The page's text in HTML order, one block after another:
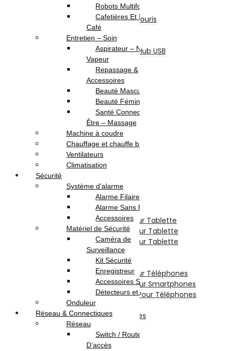
Claviers
Ensemble Clavier et Souris
Tapis De Souris
Refroidisseur
Lecteur De Cartes & Hub USB
Accessoires Ecran
Accessoires Gaming
Webcam
Logiciels
Sécurité
Microsoft
Serveurs Informatique
Onduleur
Téléphonie & Tablette
Téléphone Portable
Smartphone
Téléphone Fixe
Tablette Tactile
Tablette
Tablette Graphique
Etui De Protection Pour Tablette
Chargeur Et Cable Pour Tablette
Film De Protection Pour Tablette
Divers Pour Tablette
Accessoires Téléphones
Etui De Protection Pour Téléphones
Film De Protection Pour Smartphones
Chargeurs Et Câbles Pour Téléphones
Power Bank
Divers Pour Téléphones
Smartwatch
Écouteurs sans fil
Robots Multifonction
Cafetières Et Moulin À
Café
Entretien – Soin
Aspirateur – Nettoyeur
Vapeur
Repassage &
Accessoires
Beauté Masculine
Beauté Féminine
Santé Connectée – Bien
Être – Massage
Machine à coudre
Chauffage et chauffe bain
Ventilateurs
Climatisation
Sécurité
Système d’alarme
Alarme Filaire
Alarme Sans Fil
Accessoires
Matériel de Sécurité
Caméra de
Surveillance
Kit Sécurité
Enregistreur
Accessoires Sécurité
Détecteurs et Capteurs
Onduleur
Réseau & Connectiques
Réseau
Switch / Routeurs / Point
D’accès